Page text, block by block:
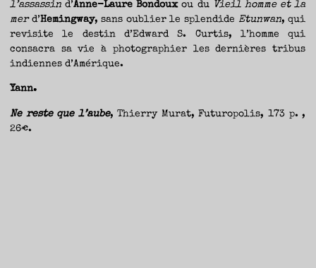
l’assassin d’Anne-Laure Bondouxou du Vieil homme et la
merd’Hemingway, sans oublier le splendide Etunwan, qui
revisite le destin d’Edward S. Curtis, l’homme qui
consacra sa vie à photographier les dernières tribus
indiennes d’Amérique.
Yann.
Ne reste que l’aube, Thierry Murat, Futuropolis, 173 p. ,
26€.